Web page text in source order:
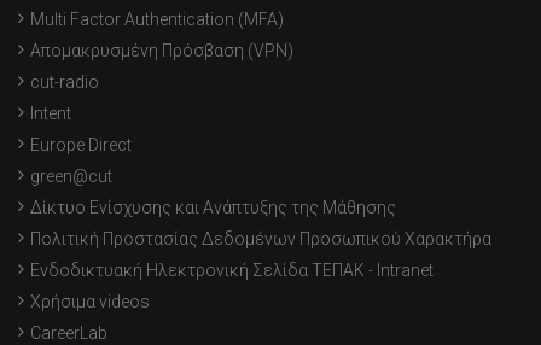
Multi Factor Authentication (MFA)
Απομακρυσμένη Πρόσβαση (VPN)
cut-radio
Intent
Europe Direct
green@cut
Δίκτυο Ενίσχυσης και Ανάπτυξης της Μάθησης
Πολιτική Προστασίας Δεδομένων Προσωπικού Χαρακτήρα
Ενδοδικτυακή Ηλεκτρονική Σελίδα ΤΕΠΑΚ - Intranet
Χρήσιμα videos
CareerLab